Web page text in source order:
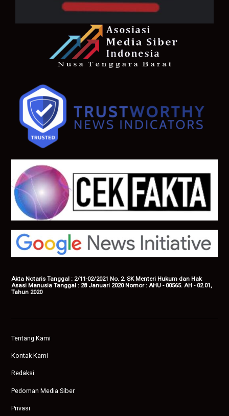
Akta Notaris Tanggal : 2/11-02/2021 No. 2. SK Menteri Hukum dan Hak
Asasi Manusia Tanggal : 28 Januari 2020 Nomor : AHU - 00565. AH - 02.01,
Tahun 2020
Tentang Kami
Kontak Kami
Redaksi
Pedoman Media Siber
Privasi